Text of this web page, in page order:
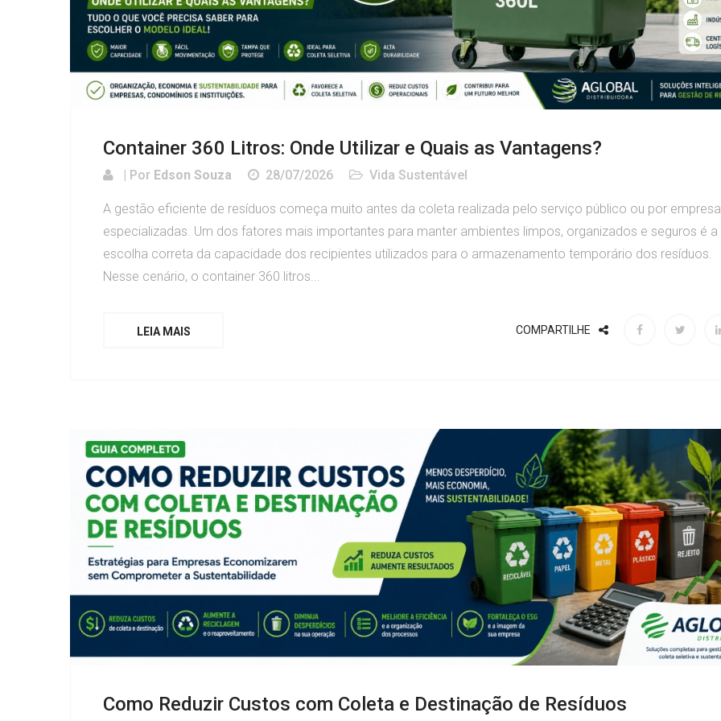
Container 360 Litros: Onde Utilizar e Quais as Vantagens?
| Por Edson Souza 28/07/2026 Vida Sustentável
A gestão eficiente de resíduos começa muito antes da coleta realizada pelo serviço público ou por
especializadas. Um dos fatores mais importantes para manter ambientes limpos, organizados e seguros é a
escolha correta da capacidade dos recipientes utilizados para o armazenamento temporário dos resíduos.
Nesse cenário, o container 360 litros...
LEIA MAIS COMPARTILHE
Como Reduzir Custos com Coleta e Destinação de Resíduos